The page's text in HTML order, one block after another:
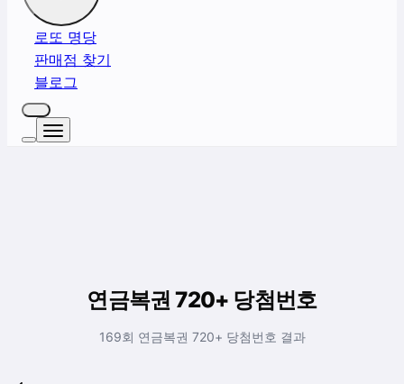
로또 명당
판매점 찾기
블로그
연금복권 720+ 당첨번호
169회 연금복권 720+ 당첨번호 결과